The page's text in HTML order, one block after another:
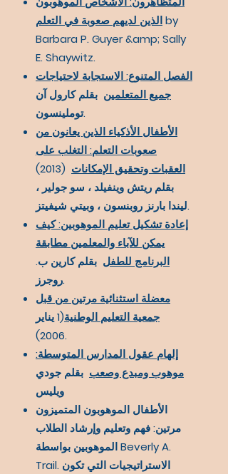
الذين لديهم صعوبة في التعلمby
Barbara P. Guyer &amp; Sally
E. Shaywitz.
الفصل المتنوع: الاستجابة لاحتياجات
جميع المتعلمين بقلم كارول آن
توملينسون.
الأطفال الأذكياء الذين يعانون من
صعوبات التعلم: التغلب على
العقبات وتحقيق الإمكانات
(2013)
بقلم ريتش وينفيلد ، سو جولير ،
ليندا بارنز روبنسون ، وبيتي شيفيتز.
إعادة تشكيل تعليم الموهوبين: كيف
يمكن للآباء والمعلمين مطابقة
البرنامج للطفل بقلم كارين ب.
روجرز.
معضلة استثنائية مرتين من قبل
جمعية التعليم الوطنية
(1 يناير
2006).
إلهام عقول المدارس المتوسطة:
موهوب ومبدع وصعب بقلم جودي
ويليس
الأطفال الموهوبون المتميزون
مرتين: فهم وتعليم وإرشاد الطلاب
الموهوبين بواسطة Beverly A.
Trail. الاستراتيجيات التي تكون